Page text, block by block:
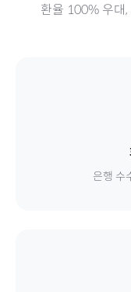
환율 100% 우대
은행 수